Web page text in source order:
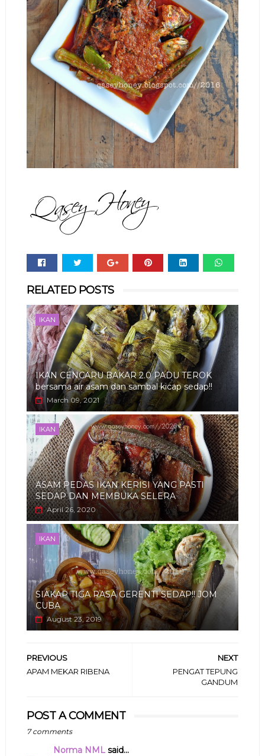
RELATED POSTS
IKAN
IKAN CENCARU BAKAR 2.0 PADU TEROK
bersama air asam dan sambal kicap sedap!!
March 09, 2021
IKAN
ASAM PEDAS IKAN KERISI YANG PASTI
SEDAP DAN MEMBUKA SELERA
April 26, 2020
IKAN
SIAKAP TIGA RASA GERENTI SEDAP!! JOM
CUBA
August 23, 2019
NEXT
PENGAT TEPUNG
GANDUM
PREVIOUS
APAM MEKAR RIBENA
POST A COMMENT
7 comments
Norma NMLsaid...